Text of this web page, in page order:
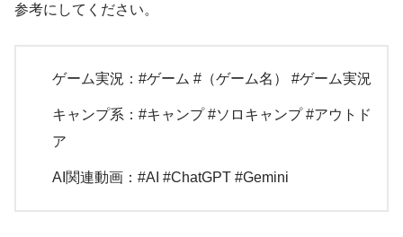
参考にしてください。
ゲーム実況：#ゲーム #（ゲーム名） #ゲーム実況
キャンプ系：#キャンプ #ソロキャンプ #アウトド
ア
AI関連動画：#AI #ChatGPT #Gemini